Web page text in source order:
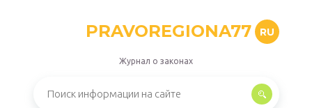
PRAVOREGIONA77 RU
Журнал о законах